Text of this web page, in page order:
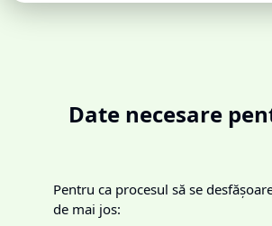
Date necesare
Pentru ca procesul să se
de mai jos: